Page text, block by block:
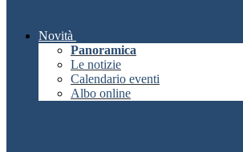
Novità
Panoramica
Le notizie
Calendario eventi
Albo online